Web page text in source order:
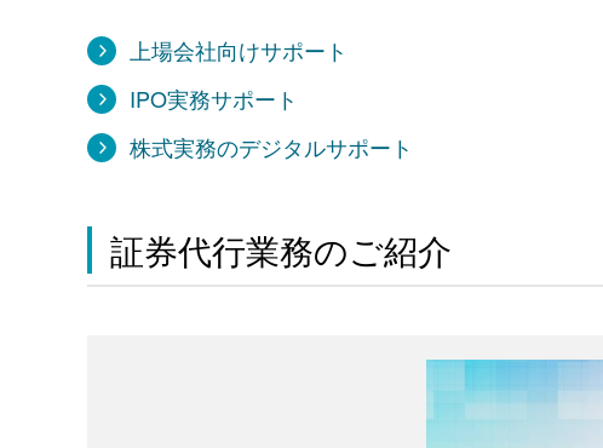
上場会社向けサポート
IPO実務サポート
株式実務のデジタルサポート
証券代行業務のご紹介